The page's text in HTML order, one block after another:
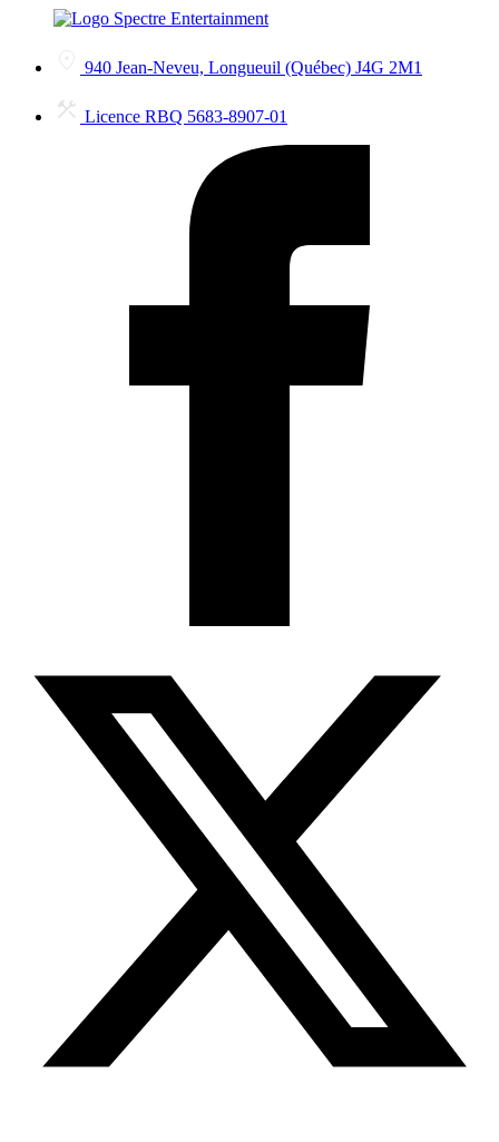
940 Jean-Neveu, Longueuil (Québec) J4G 2M1
Licence RBQ 5683-8907-01